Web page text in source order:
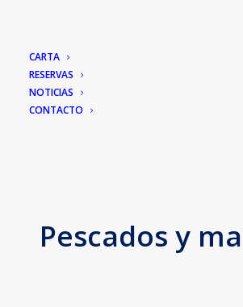
CARTA
RESERVAS
NOTICIAS
CONTACTO
Pescados y